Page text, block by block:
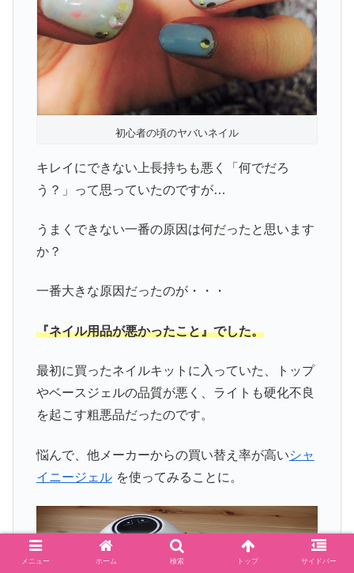
初心者の頃のヤバいネイル
キレイにできない上長持ちも悪く「何でだろ
う？」って思っていたのですが…
うまくできない一番の原因は何だったと思います
か？
一番大きな原因だったのが・・・
『ネイル用品が悪かったこと』でした。
最初に買ったネイルキットに入っていた、トップ
やベースジェルの品質が悪く、ライトも硬化不良
を起こす粗悪品だったのです。
悩んで、他メーカーからの買い替え率が高いシャ
イニージェル を使ってみることに。
メニュー ホーム 検索 トップ サイドバー